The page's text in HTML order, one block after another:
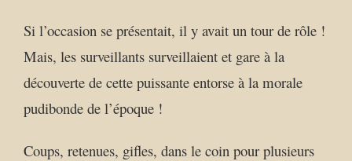
Si l’occasion se présentait, il y avait un tour de rôle !
Mais, les surveillants surveillaient et gare à la
découverte de cette puissante entorse à la morale
pudibonde de l’époque !
Coups, retenues, gifles, dans le coin pour plusieurs